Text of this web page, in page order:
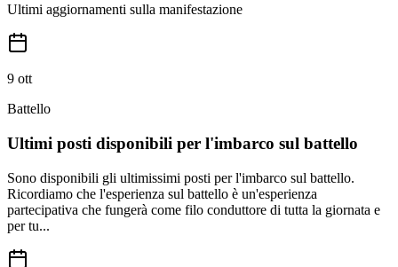
Ultimi aggiornamenti sulla manifestazione
9 ott
Battello
Ultimi posti disponibili per l'imbarco sul battello
Sono disponibili gli ultimissimi posti per l'imbarco sul battello.
Ricordiamo che l'esperienza sul battello è un'esperienza
partecipativa che fungerà come filo conduttore di tutta la giornata e
per tu...